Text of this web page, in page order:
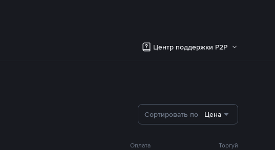
Центр поддержки P2P
Сортировать по Цена
Оплата Торгуй